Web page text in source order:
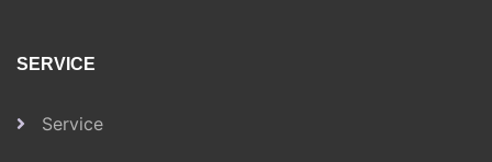
SERVICE
Service